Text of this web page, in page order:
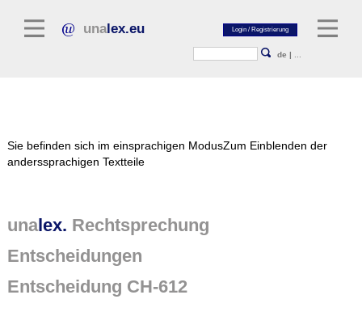
unalex.eu
de |
Normtexte
Rechtsprechung
Sie befinden sich im einsprachigen ModusZum Einblenden der
anderssprachigen Textteile
unalex. Rechtsprechung
Entscheidungen
Entscheidung CH-612